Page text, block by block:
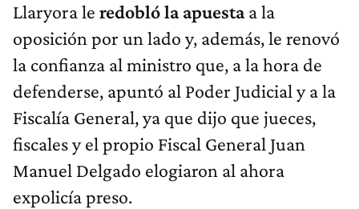
Llaryora le redobló la apuestaa la
oposición por un lado y, además, le renovó
la confianza al ministro que, a la hora de
defenderse, apuntó al Poder Judicial y a la
Fiscalía General, ya que dijo que jueces,
fiscales y el propio Fiscal General Juan
Manuel Delgado elogiaron al ahora
expolicía preso.